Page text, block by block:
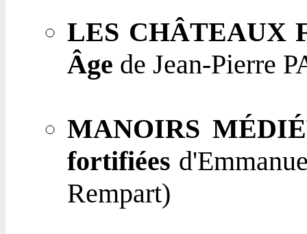
LES CHÂTEAUX
Âge de Jean-Pierre
MANOIRS
fortifiées
Rempart)